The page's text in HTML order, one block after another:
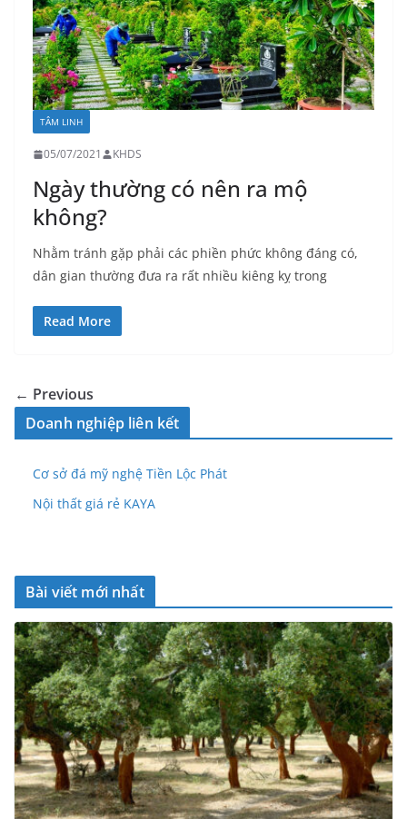
TÂM LINH
05/07/2021 KHDS
Ngày thường có nên ra mộ
không?
Nhằm tránh gặp phải các phiền phức không đáng có,
dân gian thường đưa ra rất nhiều kiêng kỵ trong
Read More
← Previous
Doanh nghiệp liên kết
Cơ sở đá mỹ nghệ Tiền Lộc Phát
Nội thất giá rẻ KAYA
Bài viết mới nhất